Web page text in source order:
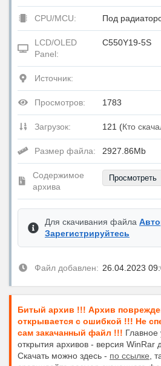
CPU/MCU: Под
LCD/OLED
Panel:
C550Y19-5S
Источник:
Просмотров: 1783
Загрузок: 121 (Кто
Размер файла: 2927.86Mb
Содержимое
архива
Просмотреть
Для скачивания файла
Зарегистрируйтесь
Файл добавлен: 26.04.2023
Битый архив !!! Архив
открывается с ошибкой !!! Не
сам закачанный файл !!! Главное
открытия архивов - версия WinRar
Скачать можно здесь - по ссылке ,